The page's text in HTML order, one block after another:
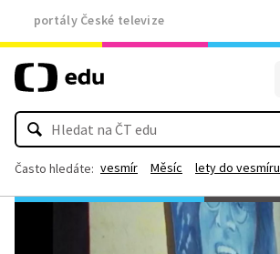
portály České televize
Často hledáte: vesmír Měsíc lety do vesmíru